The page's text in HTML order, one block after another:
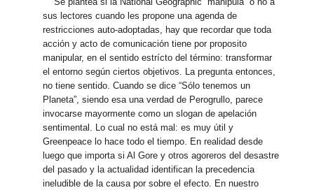
sus lectores cuando les propone una agenda de
restricciones auto-adoptadas, hay que recordar que toda
acción y acto de comunicación tiene por proposito
manipular, en el sentido estrícto del término: transformar
el entorno según ciertos objetivos. La pregunta entonces,
no tiene sentido. Cuando se dice “Sólo tenemos un
Planeta”, siendo esa una verdad de Perogrullo, parece
invocarse mayormente como un slogan de apelación
sentimental. Lo cual no está mal: es muy útil y
Greenpeace lo hace todo el tiempo. En realidad desde
luego que importa si Al Gore y otros agoreros del desastre
del pasado y la actualidad identifican la precedencia
ineludible de la causa por sobre el efecto. En nuestro